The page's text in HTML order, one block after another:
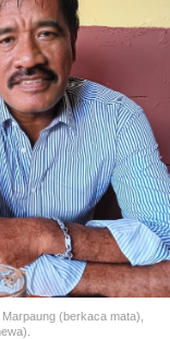
(berkaca mata),